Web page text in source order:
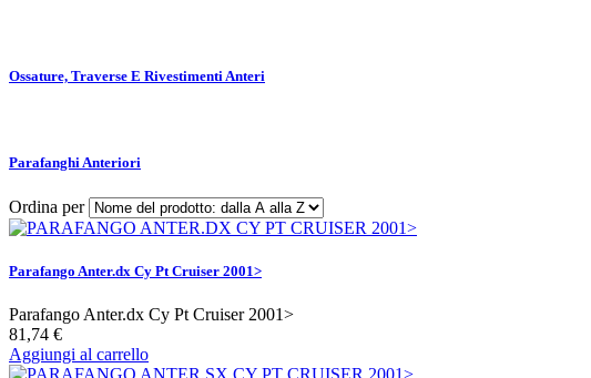
Ossature, Traverse E Rivestimenti Anteri
Parafanghi Anteriori
Ordina per
Parafango Anter.dx Cy Pt Cruiser 2001>
Parafango Anter.dx Cy Pt Cruiser 2001>
81,74 €
Aggiungi al carrello